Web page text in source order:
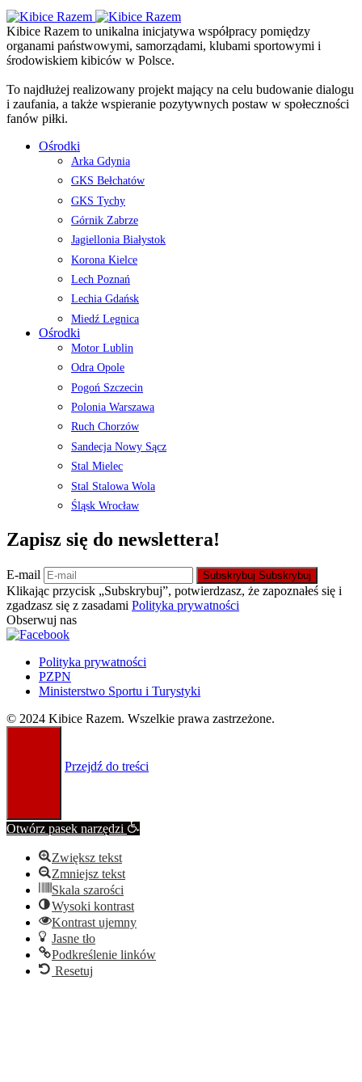
Kibice Razem to unikalna inicjatywa współpracy pomiędzy
organami państwowymi, samorządami, klubami sportowymi i
środowiskiem kibiców w Polsce.
To najdłużej realizowany projekt mający na celu budowanie dialogu
i zaufania, a także wspieranie pozytywnych postaw w społeczności
fanów piłki.
Ośrodki
Arka Gdynia
GKS Bełchatów
GKS Tychy
Górnik Zabrze
Jagiellonia Białystok
Korona Kielce
Lech Poznań
Lechia Gdańsk
Miedź Legnica
Ośrodki
Motor Lublin
Odra Opole
Pogoń Szczecin
Polonia Warszawa
Ruch Chorzów
Sandecja Nowy Sącz
Stal Mielec
Stal Stalowa Wola
Śląsk Wrocław
Zapisz się do newslettera!
E-mail Subskrybuj Subskrybuj
Klikając przycisk „Subskrybuj”, potwierdzasz, że zapoznałeś się i
zgadzasz się z zasadami Polityka prywatności
Obserwuj nas
Polityka prywatności
PZPN
Ministerstwo Sportu i Turystyki
© 2024 Kibice Razem. Wszelkie prawa zastrzeżone.
Przejdź do treści
Otwórz pasek narzędzi
Zwiększ tekst
Zmniejsz tekst
Skala szarości
Wysoki kontrast
Kontrast ujemny
Jasne tło
Podkreślenie linków
Resetuj